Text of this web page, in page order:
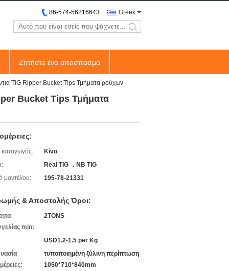
Greek
86-574-56216643
search
Ζητήστε ένα απόσπασμα
TIG Ripper Bucket Tips Τμήματα ρούχων
Bucket Tips Τμήματα
Κίνα
Real TIG ，NB TIG
μοντέλου:
195-78-21331
& Αποστολής Όροι:
min:
2TONS
USD1.2-1.5 per Kg
τυποποιημένη ξύλινη περίπτωση
1050*710*840mm